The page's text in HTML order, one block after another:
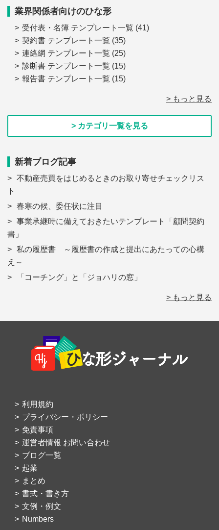
業界関係者向けのひな形
受付表・名簿 テンプレート一覧 (41)
契約書 テンプレート一覧 (35)
連絡網 テンプレート一覧 (25)
診断書 テンプレート一覧 (15)
報告書 テンプレート一覧 (15)
> もっと見る
> カテゴリ一覧を見る
新着ブログ記事
不動産売買をはじめるときのお取り寄せチェックリス
ト
春寒の候、委任状に注目
事業承継時に備えておきたいテンプレート「顧問契約
書」
私の履歴書 ～履歴書の作成と提出にあたっての心構
え～
「コーチング」と「ジョハリの窓」
> もっと見る
Footer
利用規約
プライバシー・ポリシー
免責事項
運営者情報 お問い合わせ
ブログ一覧
起業
まとめ
書式・書き方
文例・例文
Numbers